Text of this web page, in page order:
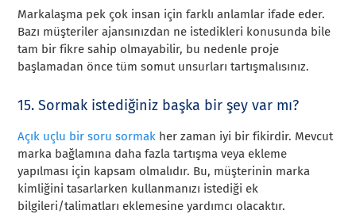
Markalaşma pek çok insan için farklı anlamlar ifade eder.
Bazı müşteriler ajansınızdan ne istedikleri konusunda bile
tam bir fikre sahip olmayabilir, bu nedenle proje
başlamadan önce tüm somut unsurları tartışmalısınız.
15. Sormak istediğiniz başka bir şey var mı?
Açık uçlu bir soru sormak her zaman iyi bir fikirdir. Mevcut
marka bağlamına daha fazla tartışma veya ekleme
yapılması için kapsam olmalıdır. Bu, müşterinin marka
kimliğini tasarlarken kullanmanızı istediği ek
bilgileri/talimatları eklemesine yardımcı olacaktır.